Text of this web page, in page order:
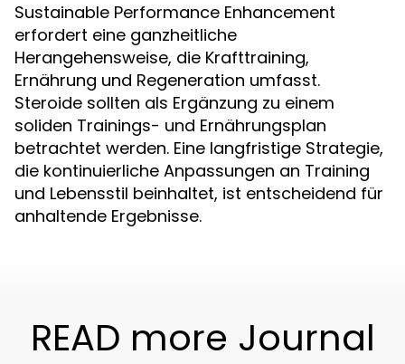
Sustainable Performance Enhancement
erfordert eine ganzheitliche
Herangehensweise, die Krafttraining,
Ernährung und Regeneration umfasst.
Steroide sollten als Ergänzung zu einem
soliden Trainings- und Ernährungsplan
betrachtet werden. Eine langfristige Strategie,
die kontinuierliche Anpassungen an Training
und Lebensstil beinhaltet, ist entscheidend für
anhaltende Ergebnisse.
READ more Journal